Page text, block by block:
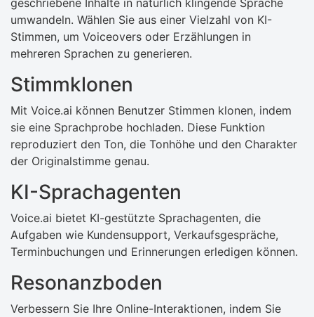
geschriebene Inhalte in natürlich klingende Sprache
umwandeln. Wählen Sie aus einer Vielzahl von KI-
Stimmen, um Voiceovers oder Erzählungen in
mehreren Sprachen zu generieren.
Stimmklonen
Mit Voice.ai können Benutzer Stimmen klonen, indem
sie eine Sprachprobe hochladen. Diese Funktion
reproduziert den Ton, die Tonhöhe und den Charakter
der Originalstimme genau.
KI-Sprachagenten
Voice.ai bietet KI-gestützte Sprachagenten, die
Aufgaben wie Kundensupport, Verkaufsgespräche,
Terminbuchungen und Erinnerungen erledigen können.
Resonanzboden
Verbessern Sie Ihre Online-Interaktionen, indem Sie